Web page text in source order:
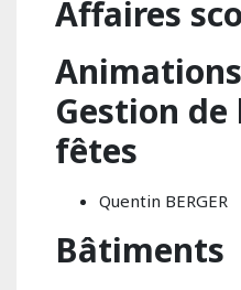
Affaires
Gestion de
fêtes
Quentin BERGER
Bâtiments